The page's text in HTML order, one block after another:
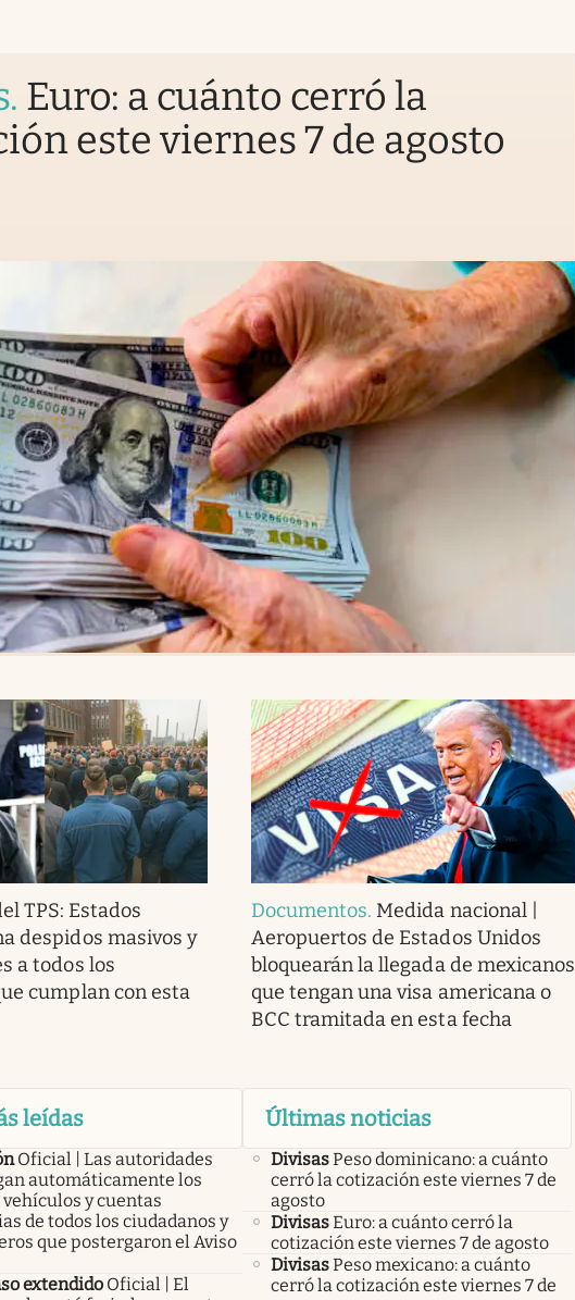
. Euro: a cuánto cerró la
este viernes 7 de agosto
TPS: Estados
despidos masivos y
a todos los
cumplan con esta
Documentos. Medida nacional |
Aeropuertos de Estados Unidos
bloquearán la llegada de mexicanos
que tengan una visa americana o
BCC tramitada en esta fecha
leídas
Oficial | Las autoridades
automáticamente los
y cuentas
de todos los ciudadanos y
que postergaron el Aviso
extendido Oficial | El
Últimas noticias
DivisasPeso dominicano: a cuánto
cerró la cotización este viernes 7 de
agosto
DivisasEuro: a cuánto cerró la
cotización este viernes 7 de agosto
DivisasPeso mexicano: a cuánto
cerró la cotización este viernes 7 de